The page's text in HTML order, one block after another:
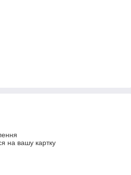
на вашу картку